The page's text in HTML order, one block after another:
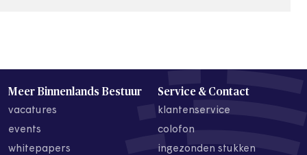
Meer Binnenlands Bestuur
vacatures
events
whitepapers
Service & Contact
klantenservice
colofon
ingezonden stukken